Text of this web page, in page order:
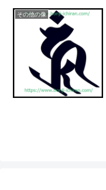
その他の像